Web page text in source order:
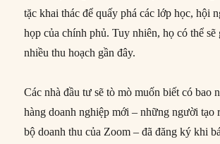
tặc khai thác để quấy phá các lớp học, hội
họp của chính phủ. Tuy nhiên, họ có thể
nhiều thu hoạch gần đây.
Các nhà đầu tư sẽ tò mò muốn biết có bao
hàng doanh nghiệp mới – những người tạo
bộ doanh thu của Zoom – đã đăng ký khi